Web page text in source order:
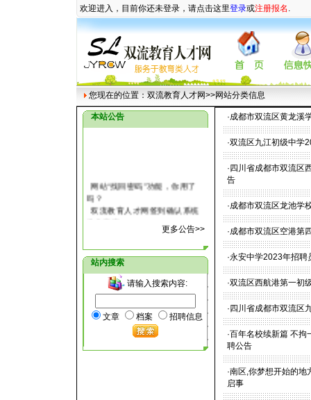
欢迎进入，目前你还未登录，请点击这里登录或注册报名 .
您现在的位置： 双流教育人才网>>网站分类信息
本站公告
网站“找回密码”功能，你用了
吗？
双流教育人才网签到确认系统
操作指南
关于教育人才网注册用户部分
关于双流教育人才网公开测试
的补充通知
双流教育人才网自2007年5月8
日正式进入测试阶段
更多公告>>
站内搜索
请输入搜索内容:
文章 档案 招聘信息
·成都市双流区黄龙溪
·双流区九江初级中学
· 四川省成都市双流区
告
·成都市双流区龙池学
·成都市双流区空港第
·永安中学2023年招聘
·双流区西航港第一初
· 四川省成都市双流区
·百年名校续新篇 不拘
聘公告
·南区,你梦想开始的
启事